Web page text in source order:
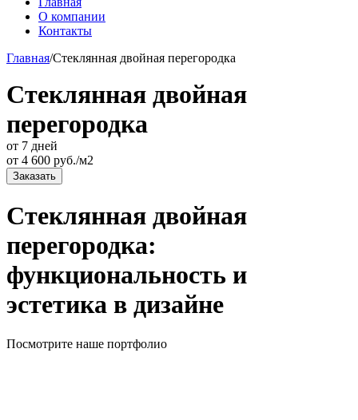
О компании
Контакты
Главная/Стеклянная двойная перегородка
Стеклянная двойная
перегородка
от 7 дней
от 4 600 руб./м2
Заказать
Стеклянная двойная
перегородка:
функциональность и
эстетика в дизайне
Посмотрите наше портфолио